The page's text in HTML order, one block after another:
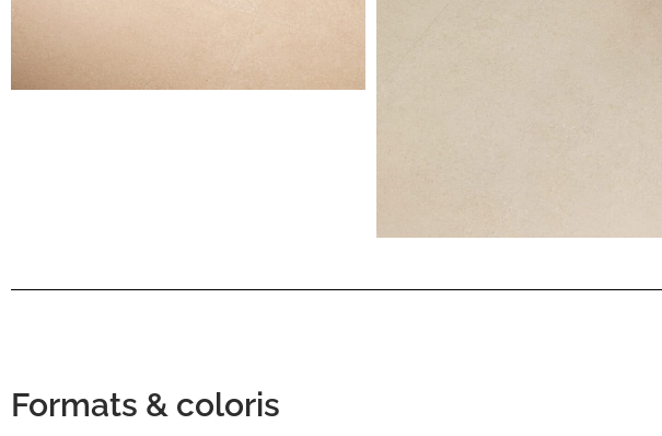
Formats & coloris